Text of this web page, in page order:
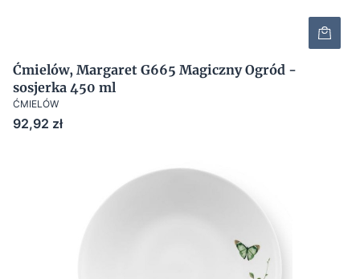
Ćmielów, Margaret G665 Magiczny Ogród -
sosjerka 450 ml
ĆMIELÓW
Cena
92,92 zł